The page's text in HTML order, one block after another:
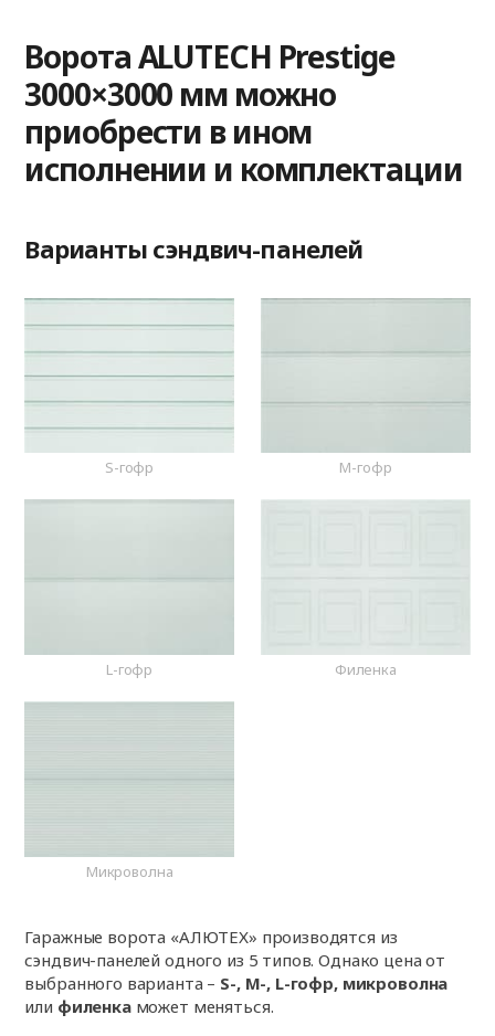
Ворота ALUTECH Prestige
3000×3000 мм можно
приобрести в ином
исполнении и комплектации
Варианты сэндвич-панелей
S-гофр M-гофр
L-гофр Филенка
Микроволна
Гаражные ворота «АЛЮТЕХ» производятся из
сэндвич-панелей одного из 5 типов. Однако цена от
выбранного варианта – S-, M-, L-гофр, микроволна
или филенкаможет меняться.